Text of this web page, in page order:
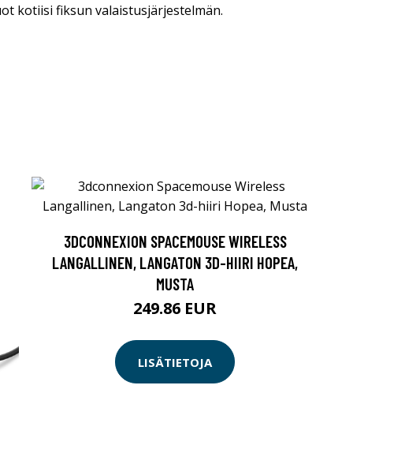
kotiisi fiksun valaistusjärjestelmän.
3DCONNEXION SPACEMOUSE WIRELESS
LANGALLINEN, LANGATON 3D-HIIRI HOPEA,
MUSTA
249.86 EUR
LISÄTIETOJA